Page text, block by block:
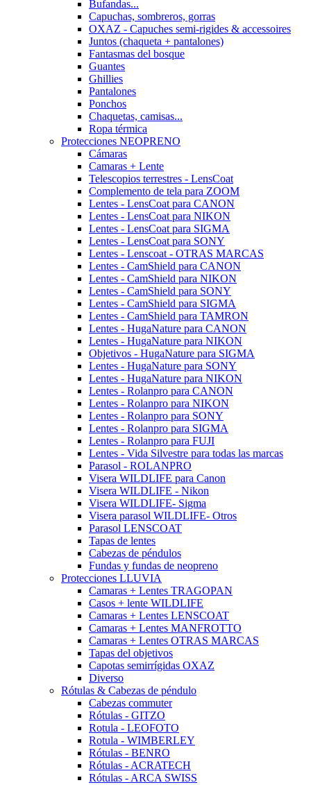
Bufandas...
Capuchas, sombreros, gorras
OXAZ - Capuches semi-rigides & accessoires
Juntos (chaqueta + pantalones)
Fantasmas del bosque
Guantes
Ghillies
Pantalones
Ponchos
Chaquetas, camisas...
Ropa térmica
Protecciones NEOPRENO
Cámaras
Camaras + Lente
Telescopios terrestres - LensCoat
Complemento de tela para ZOOM
Lentes - LensCoat para CANON
Lentes - LensCoat para NIKON
Lentes - LensCoat para SIGMA
Lentes - LensCoat para SONY
Lentes - Lenscoat - OTRAS MARCAS
Lentes - CamShield para CANON
Lentes - CamShield para NIKON
Lentes - CamShield para SONY
Lentes - CamShield para SIGMA
Lentes - CamShield para TAMRON
Lentes - HugaNature para CANON
Lentes - HugaNature para NIKON
Objetivos - HugaNature para SIGMA
Lentes - HugaNature para SONY
Lentes - HugaNature para NIKON
Lentes - Rolanpro para CANON
Lentes - Rolanpro para NIKON
Lentes - Rolanpro para SONY
Lentes - Rolanpro para SIGMA
Lentes - Rolanpro para FUJI
Lentes - Vida Silvestre para todas las marcas
Parasol - ROLANPRO
Visera WILDLIFE para Canon
Visera WILDLIFE - Nikon
Visera WILDLIFE- Sigma
Visera parasol WILDLIFE- Otros
Parasol LENSCOAT
Tapas de lentes
Cabezas de péndulos
Fundas y fundas de neopreno
Protecciones LLUVIA
Camaras + Lentes TRAGOPAN
Casos + lente WILDLIFE
Camaras + Lentes LENSCOAT
Camaras + Lentes MANFROTTO
Camaras + Lentes OTRAS MARCAS
Tapas del objetivos
Capotas semirrígidas OXAZ
Diverso
Rótulas & Cabezas de péndulo
Cabezas commuter
Rótulas - GITZO
Rotula - LEOFOTO
Rotula - WIMBERLEY
Rótulas - BENRO
Rótulas - ACRATECH
Rótulas - ARCA SWISS